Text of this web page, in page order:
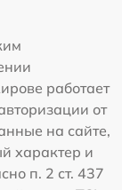
работает
от
на сайте,
характер и
п. 2 ст. 437